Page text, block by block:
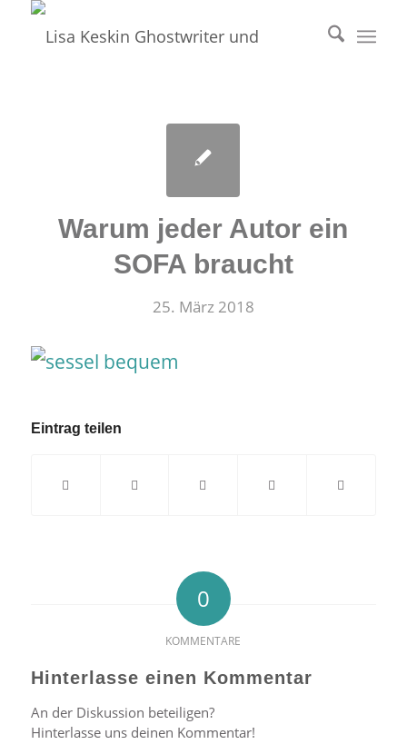
Warum jeder Autor ein
SOFA braucht
25. März 2018
Eintrag teilen
0
KOMMENTARE
Hinterlasse einen Kommentar
An der Diskussion beteiligen?
Hinterlasse uns deinen Kommentar!